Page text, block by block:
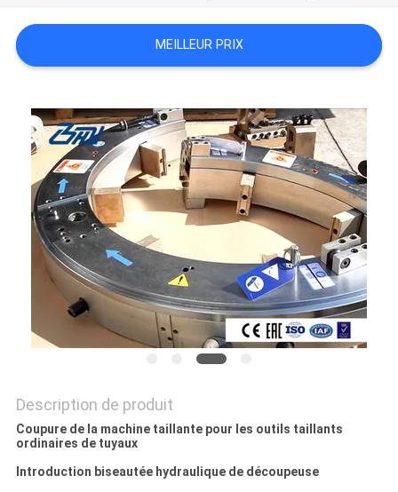
DE
PROTECTION
VIE
PRIVÉE
MEILLEUR PRIX
Description de produit
Coupure de la machine taillante pour les outils taillants
ordinaires de tuyaux
Introduction biseautée hydraulique de découpeuse